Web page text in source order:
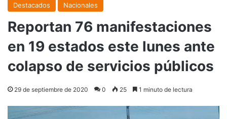
Destacados Nacionales
Reportan 76 manifestaciones
en 19 estados este lunes ante
colapso de servicios públicos
29 de septiembre de 2020 0 25 1 minuto de lectura